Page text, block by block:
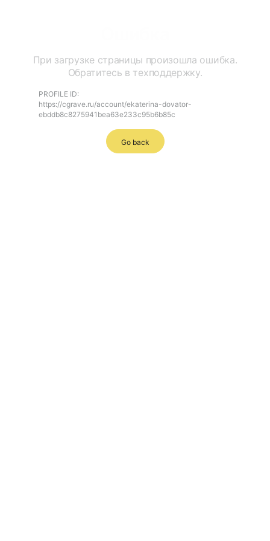
При загрузке страницы произошла ошибка.
Обратитесь в техподдержку.
PROFILE ID:
https://cgrave.ru/account/ekaterina-dovator-
ebddb8c8275941bea63e233c95b6b85c
Go back